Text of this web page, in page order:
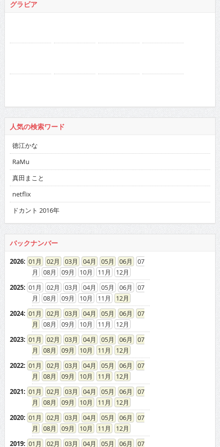
ドカント 2016年
バックナンバー
2026:01
2025: 01 02 03 04 05 06
07
08
09 10 11
12
2024:01 02
08
09 10 11
12
2023:01 02
01 02 03 04 05 06
07
08
09 10 11
12
01 02 03 04 05 06
07
08
09 10 11
12
01 02 03 04 05 06
07
08
09 10 11
12
01 02 03 04 05 06
07
08
09 10 11
12
01 02 03 04 05 06
07
08
09 10 11
12
01 02 03 04 05 06
07
08
09 10 11
12
01 02 03 04 05 06
07
08
09 10 11
12